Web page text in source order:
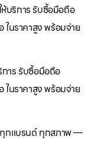
บริการ รับซื้อมือถือ
นราคาสูง พร้อมจ่าย
การ รับซื้อมือถือ
นราคาสูง พร้อมจ่าย
ทุกแบรนด์ ทุกสภาพ —